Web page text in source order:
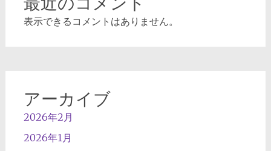
表示できるコメントはありません。
アーカイブ
2026年2月
2026年1月